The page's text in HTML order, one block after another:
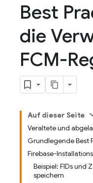
Best
die
FCM-
Auf dieser Seite
Veraltete und
Grundlegende Best
Firebase-
Beispiel: FIDs und
speichern